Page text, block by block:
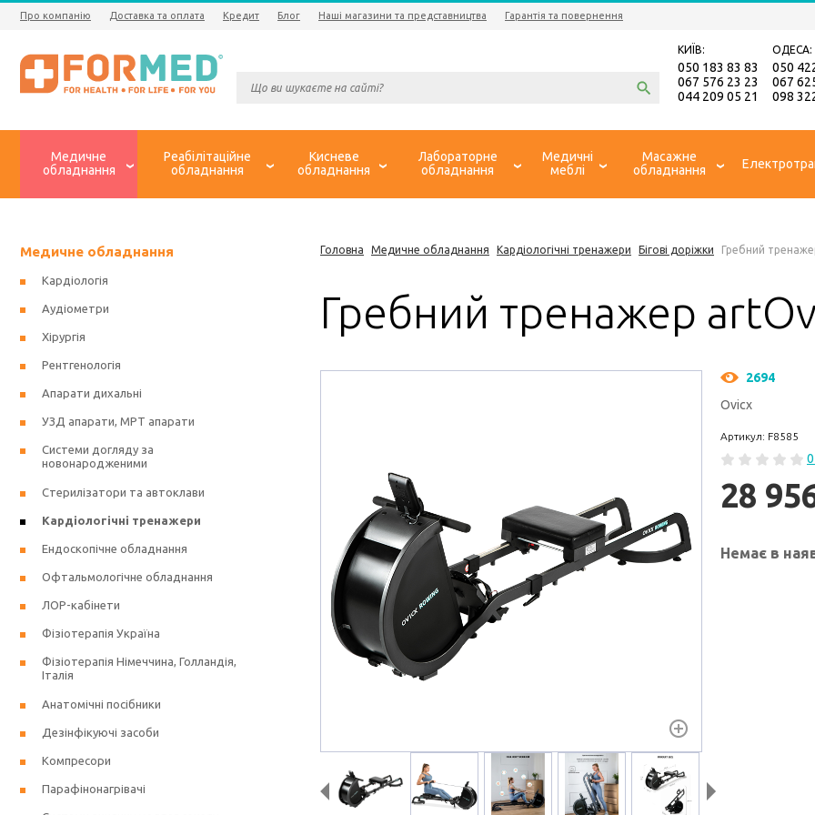
Про компанію Доставка та оплата Кредит Блог Наші магазини та представництва Гарантія та повернення
КИЇВ:
050 183 83 83
067 576 23 23
044 209 05 21
ОДЕСА:
050
067
098
Медичне
обладнання
Реабілітаційне
обладнання
Кисневе
обладнання
Лабораторне
обладнання
Медичні
меблі
Масажне
обладнання
Головна Медичне обладнання Кардіологічні тренажери Бігові доріжки Гребний
Гребний тренажер
2694
Ovicx
Артикул: F8585
28
Немає в
Медичне обладнання
Кардіологія
Аудіометри
Хірургія
Рентгенологія
Апарати дихальні
УЗД апарати, МРТ апарати
Системи догляду за
новонародженими
Стерилізатори та автоклави
Кардіологічні тренажери
Ендоскопічне обладнання
Офтальмологічне обладнання
ЛОР-кабінети
Фізіотерапія Україна
Фізіотерапія Німеччина, Голландія,
Італія
Анатомічні посібники
Дезінфікуючі засоби
Компресори
Парафінонагрівачі